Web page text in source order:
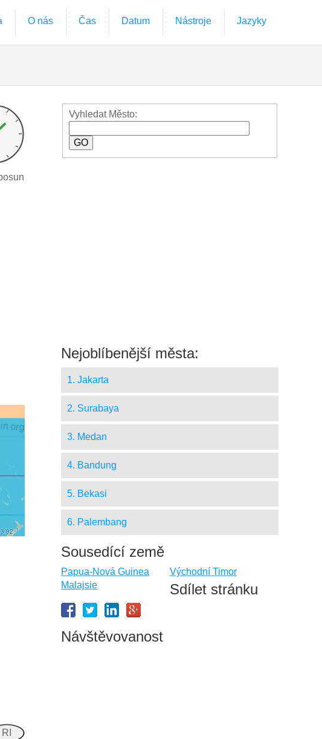
O nás Čas Datum Nástroje Jazyky
RI
Vyhledat Město:
Nejoblíbenější města:
1. Jakarta
2. Surabaya
3. Medan
4. Bandung
5. Bekasi
6. Palembang
Sousedící země
Papua-Nová Guinea
Východní Timor
Malajsie
Sdílet stránku
Návštěvovanost